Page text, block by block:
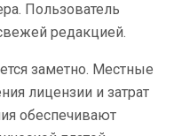
Пользователь
редакцией.
заметно. Местные
лицензии и затрат
обеспечивают